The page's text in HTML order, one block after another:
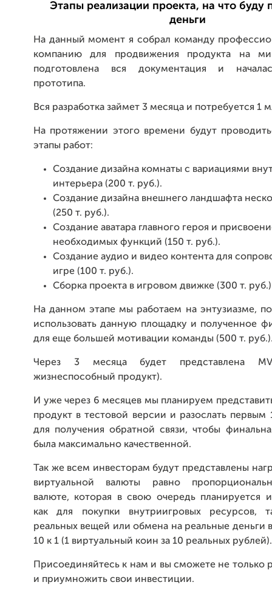
Этапы реализации проекта, на что буду
деньги
На данный момент я собрал команду
компанию для продвижения продукта на
подготовлена вся документация и
прототипа.
Вся разработка займет 3 месяца и потребуется 1
На протяжении этого времени будут
этапы работ:
Создание дизайна комнаты с вариациями
интерьера (200 т. руб.).
Создание дизайна внешнего ландшафта
(250 т. руб.).
Создание аватара главного героя и
необходимых функций (150 т. руб.).
Создание аудио и видео контента для
игре (100 т. руб.).
Сборка проекта в игровом движке (300 т.
На данном этапе мы работаем на энтузиазме,
использовать данную площадку и полученное
для еще большей мотивации команды (500 т.
Через 3 месяца будет представлена
жизнеспособный продукт).
И уже через 6 месяцев мы планируем
продукт в тестовой версии и разослать первым
для получения обратной связи, чтобы
была максимально качественной.
Так же всем инвесторам будут представлены
виртуальной валюты равно
валюте, которая в свою очередь планируется
как для покупки внутриигровых ресурсов,
реальных вещей или обмена на реальные деньги
10 к 1 (1 виртуальный коин за 10 реальных рублей).
Присоединяйтесь к нам и вы сможете не только
и приумножить свои инвестиции.